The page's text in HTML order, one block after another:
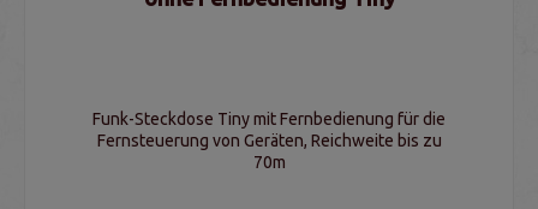
Funk-Steckdose Tiny mit Fernbedienung für die
Fernsteuerung von Geräten, Reichweite bis zu
70m